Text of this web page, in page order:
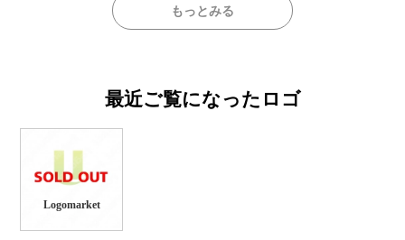
もっとみる
最近ご覧になったロゴ
Logomarket